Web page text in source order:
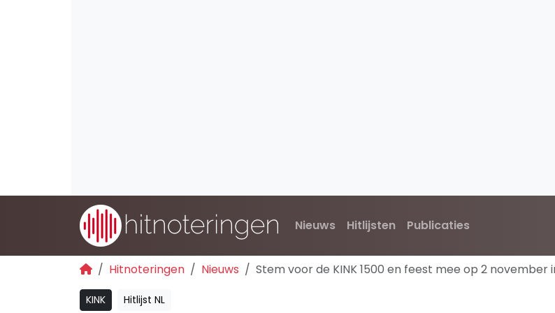
Nieuws Hitlijsten Publicaties
Hitnoteringen Nieuws Stem voor de KINK 1500 en feest mee op 2 november
KINK Hitlijst NL